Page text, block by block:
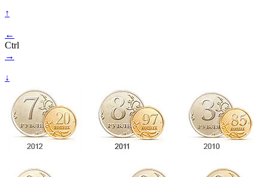
↑
←
Ctrl
→
↓